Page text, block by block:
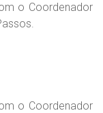
o Coordenador
o Coordenador